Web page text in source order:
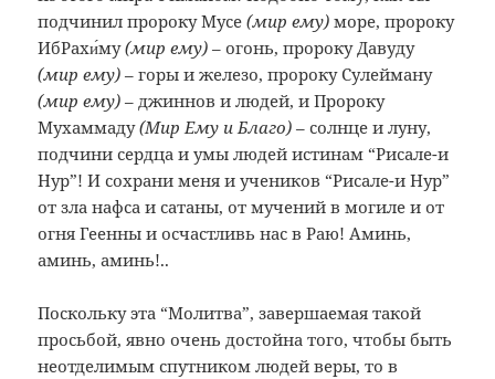
подчинил пророку Мусе(мир ему) море, пророку
ИбРахи́му(мир ему) – огонь, пророку Давуду
(мир ему) – горы и железо, пророку Сулейману
(мир ему) – джиннов и людей, и Пророку
Мухаммаду(Мир Ему и Благо) – солнце и луну,
подчини сердца и умы людей истинам “Рисале-и
Нур”! И сохрани меня и учеников “Рисале-и Нур”
от зла нафса и сатаны, от мучений в могиле и от
огня Геенны и осчастливь нас в Раю! Аминь,
аминь, аминь!..
Поскольку эта “Молитва”, завершаемая такой
просьбой, явно очень достойна того, чтобы быть
неотделимым спутником людей веры, то в